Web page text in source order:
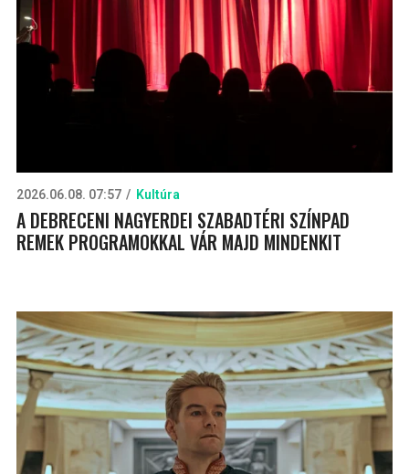
2026.06.08. 07:57 Kultúra
A DEBRECENI NAGYERDEI SZABADTÉRI SZÍNPAD
REMEK PROGRAMOKKAL VÁR MAJD MINDENKIT